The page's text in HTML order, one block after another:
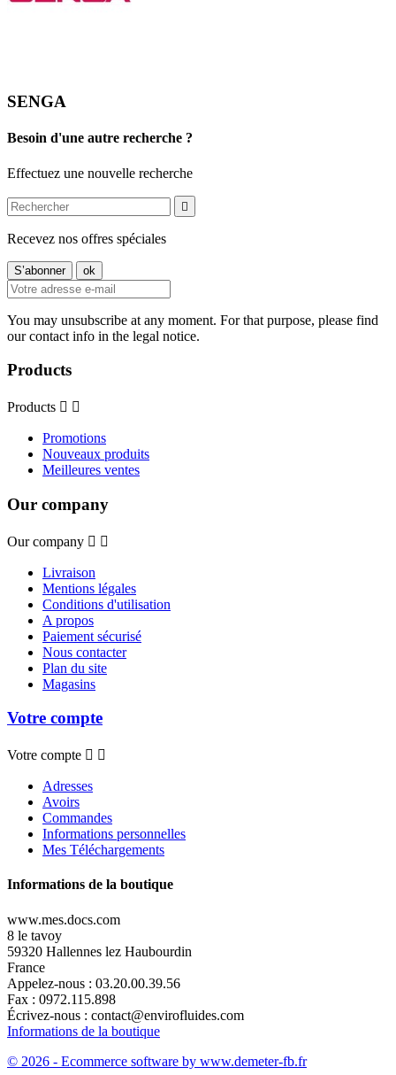
SENGA
Besoin d'une autre recherche ?
Effectuez une nouvelle recherche

Recevez nos offres spéciales
You may unsubscribe at any moment. For that purpose, please find
our contact info in the legal notice.
Products
Products  
Promotions
Nouveaux produits
Meilleures ventes
Our company
Our company  
Livraison
Mentions légales
Conditions d'utilisation
A propos
Paiement sécurisé
Nous contacter
Plan du site
Magasins
Votre compte
Votre compte  
Adresses
Avoirs
Commandes
Informations personnelles
Mes Téléchargements
Informations de la boutique
www.mes.docs.com
8 le tavoy
59320 Hallennes lez Haubourdin
France
Appelez-nous : 03.20.00.39.56
Fax : 0972.115.898
Écrivez-nous : contact@envirofluides.com
Informations de la boutique
© 2026 - Ecommerce software by www.demeter-fb.fr